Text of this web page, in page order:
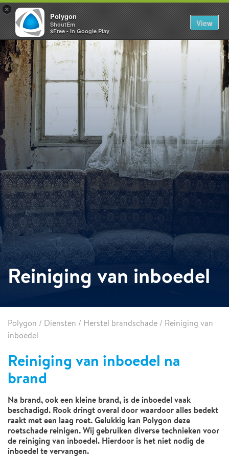
Reiniging van inboedel
Polygon / Diensten / Herstel brandschade / Reiniging van
inboedel
Reiniging van inboedel na
brand
Na brand, ook een kleine brand, is de inboedel vaak
beschadigd. Rook dringt overal door waardoor alles bedekt
raakt met een laag roet. Gelukkig kan Polygon deze
roetschade reinigen. Wij gebruiken diverse technieken voor
de reiniging van inboedel. Hierdoor is het niet nodig de
inboedel te vervangen.
×
Polygon
ShoutEm
$Free - In Google Play
View